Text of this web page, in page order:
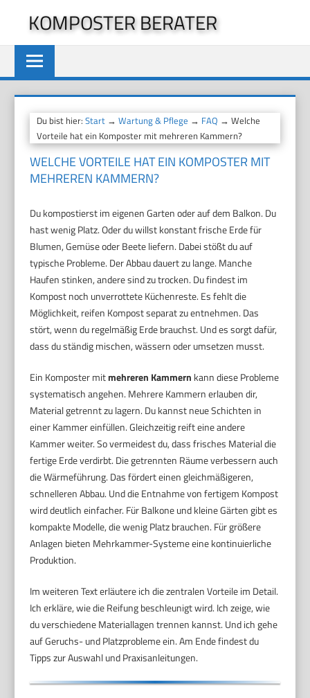
springen
KOMPOSTER BERATER
Du bist hier:Start →Wartung & Pflege → FAQ → Welche
Vorteile hat ein Komposter mit mehreren Kammern?
WELCHE VORTEILE HAT EIN KOMPOSTER MIT
MEHREREN KAMMERN?
Du kompostierst im eigenen Garten oder auf dem Balkon. Du
hast wenig Platz. Oder du willst konstant frische Erde für
Blumen, Gemüse oder Beete liefern. Dabei stößt du auf
typische Probleme. Der Abbau dauert zu lange. Manche
Haufen stinken, andere sind zu trocken. Du findest im
Kompost noch unverrottete Küchenreste. Es fehlt die
Möglichkeit, reifen Kompost separat zu entnehmen. Das
stört, wenn du regelmäßig Erde brauchst. Und es sorgt dafür,
dass du ständig mischen, wässern oder umsetzen musst.
Ein Komposter mitmehreren Kammern kann diese Probleme
systematisch angehen. Mehrere Kammern erlauben dir,
Material getrennt zu lagern. Du kannst neue Schichten in
einer Kammer einfüllen. Gleichzeitig reift eine andere
Kammer weiter. So vermeidest du, dass frisches Material die
fertige Erde verdirbt. Die getrennten Räume verbessern auch
die Wärmeführung. Das fördert einen gleichmäßigeren,
schnelleren Abbau. Und die Entnahme von fertigem Kompost
wird deutlich einfacher. Für Balkone und kleine Gärten gibt es
kompakte Modelle, die wenig Platz brauchen. Für größere
Anlagen bieten Mehrkammer-Systeme eine kontinuierliche
Produktion.
Im weiteren Text erläutere ich die zentralen Vorteile im Detail.
Ich erkläre, wie die Reifung beschleunigt wird. Ich zeige, wie
du verschiedene Materiallagen trennen kannst. Und ich gehe
auf Geruchs- und Platzprobleme ein. Am Ende findest du
Tipps zur Auswahl und Praxisanleitungen.